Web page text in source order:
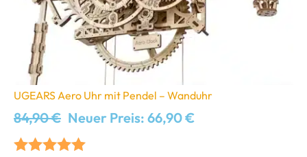
UGEARS Aero Uhr mit Pendel – Wanduhr
84,90€ Neuer Preis: 66,90€